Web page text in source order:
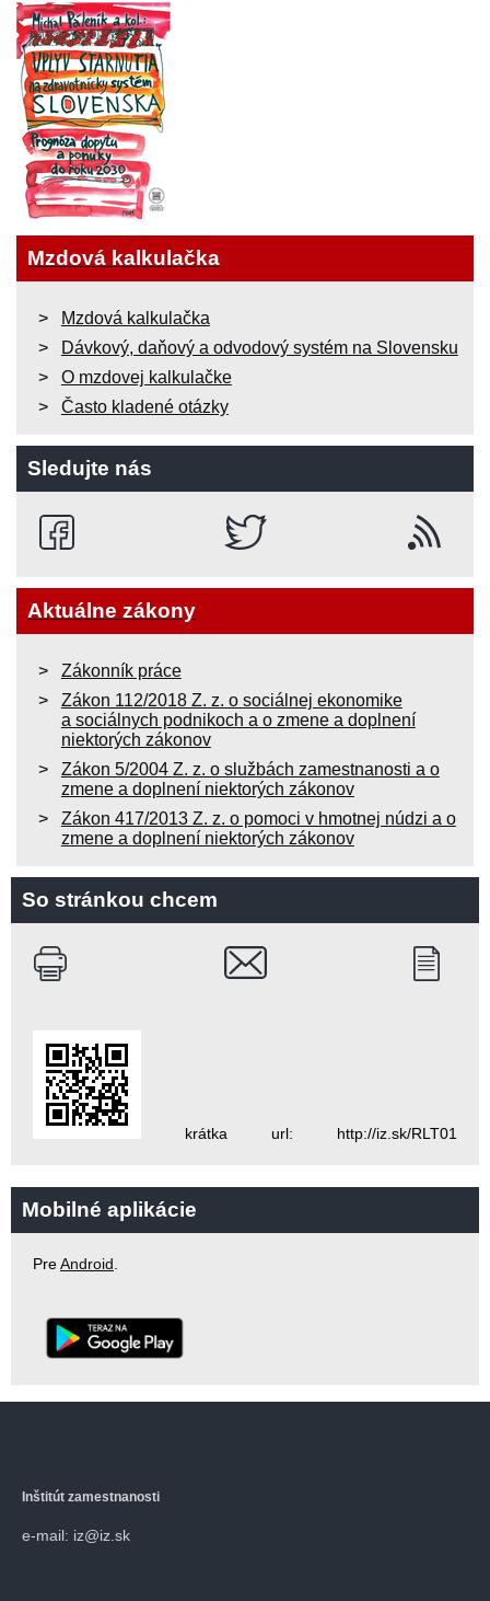
Mzdová kalkulačka
Mzdová kalkulačka
Dávkový, daňový a odvodový systém na Slovensku
O mzdovej kalkulačke
Často kladené otázky
Sledujte nás
Aktuálne zákony
Zákonník práce
Zákon 112/2018 Z. z. o sociálnej ekonomike
a sociálnych podnikoch a o zmene a doplnení
niektorých zákonov
Zákon 5/2004 Z. z. o službách zamestnanosti a o
zmene a doplnení niektorých zákonov
Zákon 417/2013 Z. z. o pomoci v hmotnej núdzi a o
zmene a doplnení niektorých zákonov
So stránkou chcem
krátka url: http://iz.sk/RLT01
Mobilné aplikácie
PreAndroid
Inštitút zamestnanosti
e-mail: iz@iz.sk